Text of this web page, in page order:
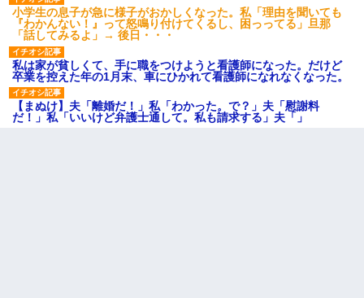
小学生の息子が急に様子がおかしくなった。私「理由を聞いても
『わかんない！』って怒鳴り付けてくるし、困っってる」旦那
「話してみるよ」→ 後日・・・
私は家が貧しくて、手に職をつけようと看護師になった。だけど
卒業を控えた年の1月末、車にひかれて看護師になれなくなった。
【まぬけ】夫「離婚だ！」私「わかった。で？」夫「慰謝料
だ！」私「いいけど弁護士通して。私も請求する」夫「」